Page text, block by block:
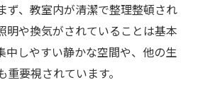
全性を担保する運営体制の特
導方針と安全基準の関係性
で後悔しないための注意点
ず、教室内が清潔で整理整頓され
明や換気がされていることは基本
中しやすい静かな空間や、他の生
要視されています。